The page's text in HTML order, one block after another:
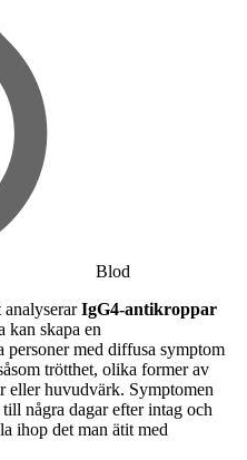
Blod
analyserar IgG4-antikroppar
kan skapa en
personer med diffusa symptom
trötthet, olika former av
eller huvudvärk. Symptomen
några dagar efter intag och
ihop det man ätit med